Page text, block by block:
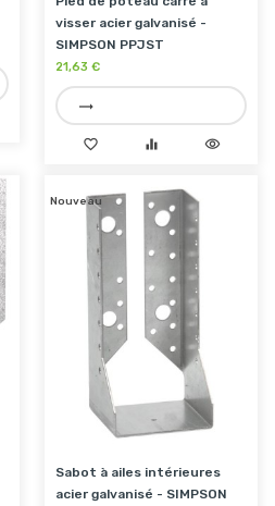
visser acier galvanisé -
SIMPSON PPJST
21,63 €
trending_flat
favorite_border equalizer visibility
Nouveau
Sabot à ailes intérieures
acier galvanisé - SIMPSON